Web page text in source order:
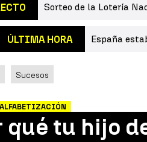
Sorteo de la Lotería
ÚLTIMA HORA España
Sucesos
ALFABETIZACIÓN
qué tu hijo